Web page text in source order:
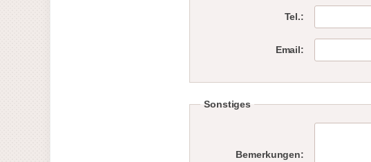
Tel.:
Email:
Sonstiges
Bemerkungen: